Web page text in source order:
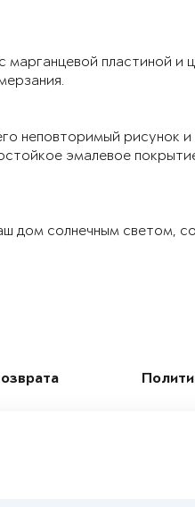
марганцевой пластиной
неповторимый рисунок
эмалевое
дом солнечным светом,